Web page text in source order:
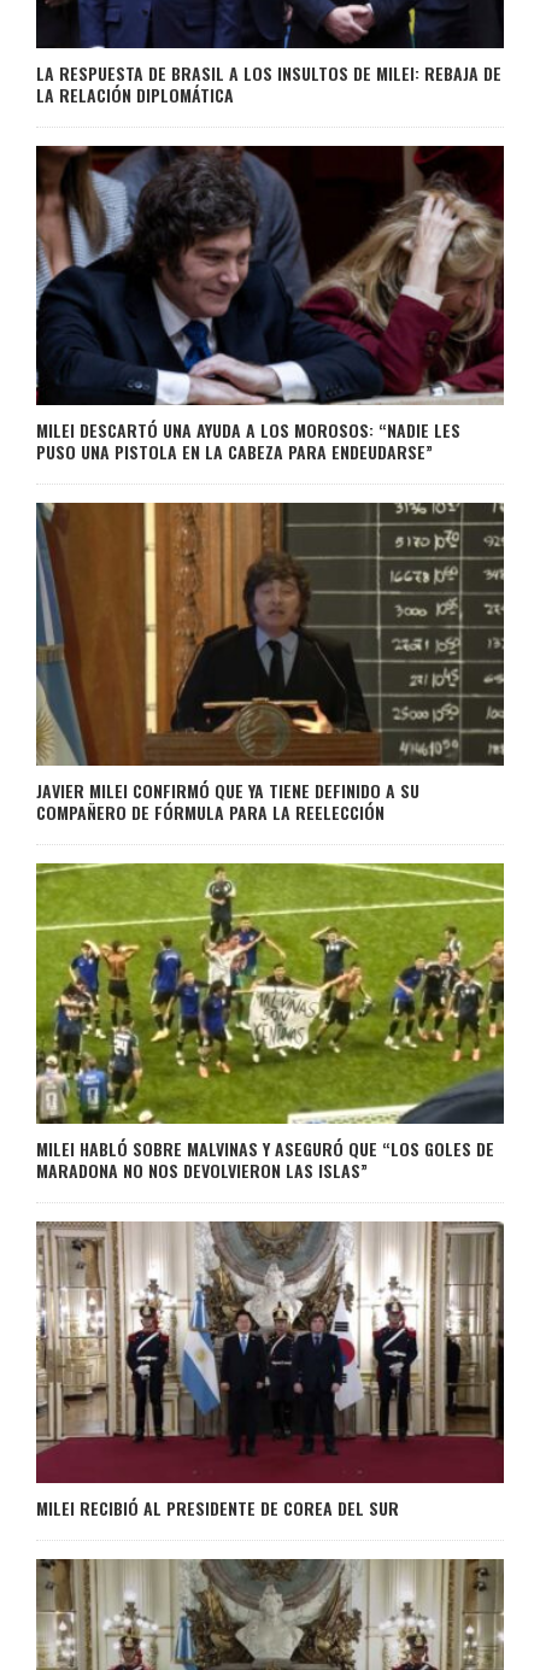
LA RESPUESTA DE BRASIL A LOS INSULTOS DE MILEI: REBAJA DE
LA RELACIÓN DIPLOMÁTICA
MILEI DESCARTÓ UNA AYUDA A LOS MOROSOS: “NADIE LES
PUSO UNA PISTOLA EN LA CABEZA PARA ENDEUDARSE”
JAVIER MILEI CONFIRMÓ QUE YA TIENE DEFINIDO A SU
COMPAÑERO DE FÓRMULA PARA LA REELECCIÓN
MILEI HABLÓ SOBRE MALVINAS Y ASEGURÓ QUE “LOS GOLES DE
MARADONA NO NOS DEVOLVIERON LAS ISLAS”
MILEI RECIBIÓ AL PRESIDENTE DE COREA DEL SUR